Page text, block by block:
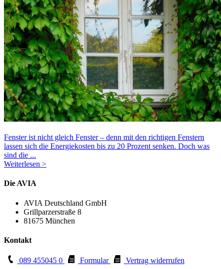
Fenster ist nicht gleich Fenster – denn mit den richtigen Fenstern
lassen sich die Energiekosten bis zu 20 Prozent senken. Doch was
sind die ...
Weiterlesen >
Die AVIA
AVIA Deutschland GmbH
Grillparzerstraße 8
81675 München
Kontakt
089 455045 0 Formular Vertrag widerrufen